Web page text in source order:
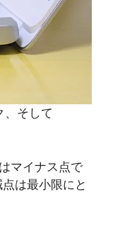
、そして
マイナス点で
は最小限にと